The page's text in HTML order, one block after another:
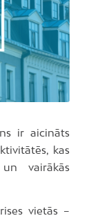
ir aicināts
kas
un vairākās
vietās –